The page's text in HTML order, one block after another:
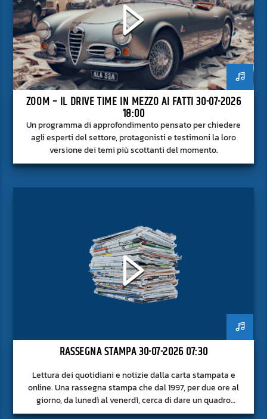
ZOOM – IL DRIVE TIME IN MEZZO AI FATTI 30-07-2026
18:00
Un programma di approfondimento pensato per chiedere
agli esperti del settore, protagonisti e testimoni la loro
versione dei temi più scottanti del momento.
RASSEGNA STAMPA 30-07-2026 07:30
Lettura dei quotidiani e notizie dalla carta stampata e
online. Una rassegna stampa che dal 1997, per due ore al
giorno, da lunedì al venerdì, cerca di dare un quadro
approfondito delle notizie del giorno, senza fermarsi alla